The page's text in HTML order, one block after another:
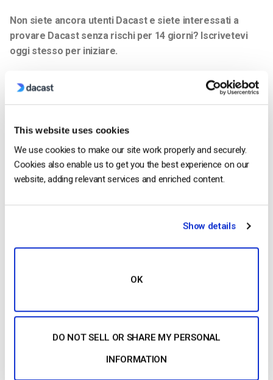
This website uses cookies
We use cookies to make our site work properly and securely.
Cookies also enable us to get you the best experience on our
website, adding relevant services and enriched content.
Show details
OK
DO NOT SELL OR SHARE MY PERSONAL
INFORMATION
Non siete ancora utenti Dacast e siete interessati a
provare Dacast senza rischi per 14 giorni? Iscrivetevi
oggi stesso per iniziare.
Ruth Young
Ruth is a Customer Success Specialist
Silicon Valley and beyond.
Free 14-Day Trial